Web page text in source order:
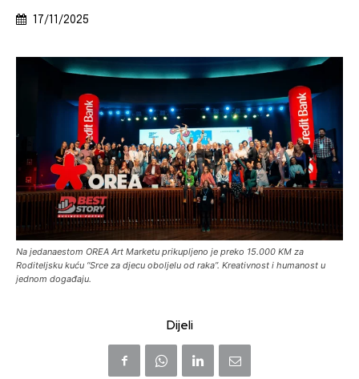
17/11/2025
Na jedanaestom OREA Art Marketu prikupljeno je preko 15.000 KM za
Roditeljsku kuću “Srce za djecu oboljelu od raka”. Kreativnost i humanost u
jednom događaju.
Dijeli